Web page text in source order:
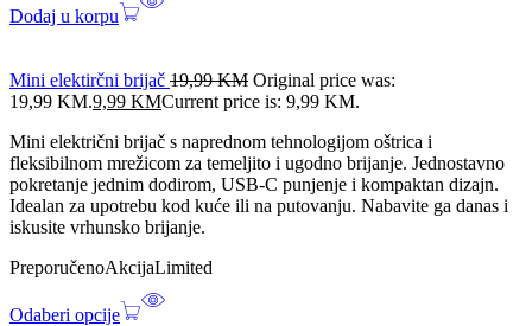
Dodaj u korpu
Mini elektirčni brijač 19,99KM Original price was:
19,99 KM.9,99 KMCurrent price is: 9,99 KM.
Mini električni brijač s naprednom tehnologijom oštrica i
fleksibilnom mrežicom za temeljito i ugodno brijanje. Jednostavno
pokretanje jednim dodirom, USB-C punjenje i kompaktan dizajn.
Idealan za upotrebu kod kuće ili na putovanju. Nabavite ga danas i
iskusite vrhunsko brijanje.
PreporučenoAkcijaLimited
Odaberi opcije